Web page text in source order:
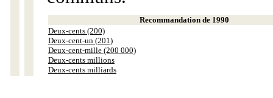
Recommandation de 1990
Deux-cents (200)
Deux-cent-un (201)
Deux-cent-mille (200 000)
Deux-cents millions
Deux-cents milliards